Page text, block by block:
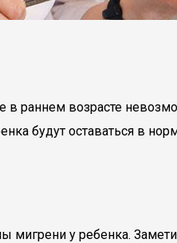
в раннем возрасте
будут оставаться в
у ребенка.